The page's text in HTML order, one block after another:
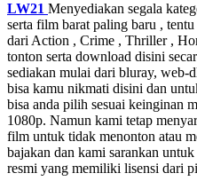
LW21 Menyediakan segala
serta film barat paling baru ,
dari Action , Crime , Thriller ,
tonton serta download disini
sediakan mulai dari bluray, web-
bisa kamu nikmati disini dan
bisa anda pilih sesuai keinginan
1080p. Namun kami tetap
film untuk tidak menonton atau
bajakan dan kami sarankan
resmi yang memiliki lisensi dari